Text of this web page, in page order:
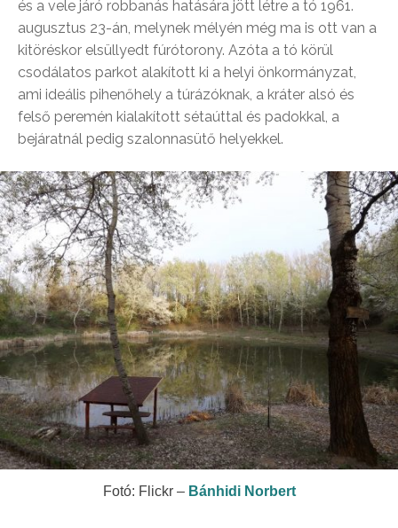
és a vele járó robbanás hatására jött létre a tó 1961.
augusztus 23-án, melynek mélyén még ma is ott van a
kitöréskor elsüllyedt fúrótorony. Azóta a tó körül
csodálatos parkot alakított ki a helyi önkormányzat,
ami ideális pihenőhely a túrázóknak, a kráter alsó és
felső peremén kialakított sétaúttal és padokkal, a
bejáratnál pedig szalonnasütő helyekkel.
Fotó: Flickr – Bánhidi Norbert